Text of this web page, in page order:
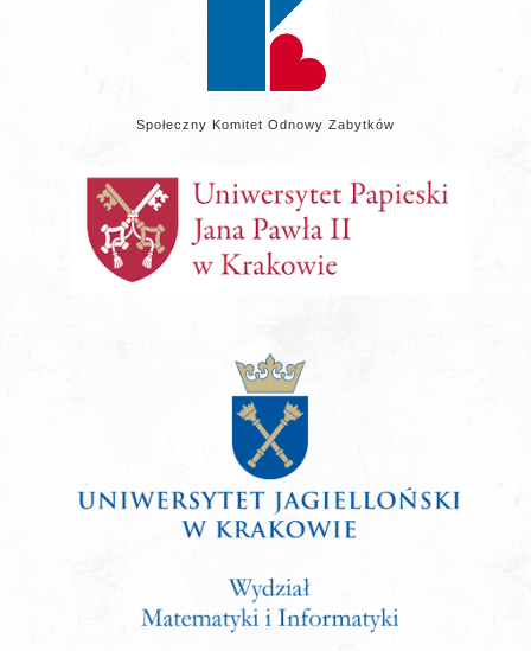
Społeczny Komitet Odnowy Zabytków